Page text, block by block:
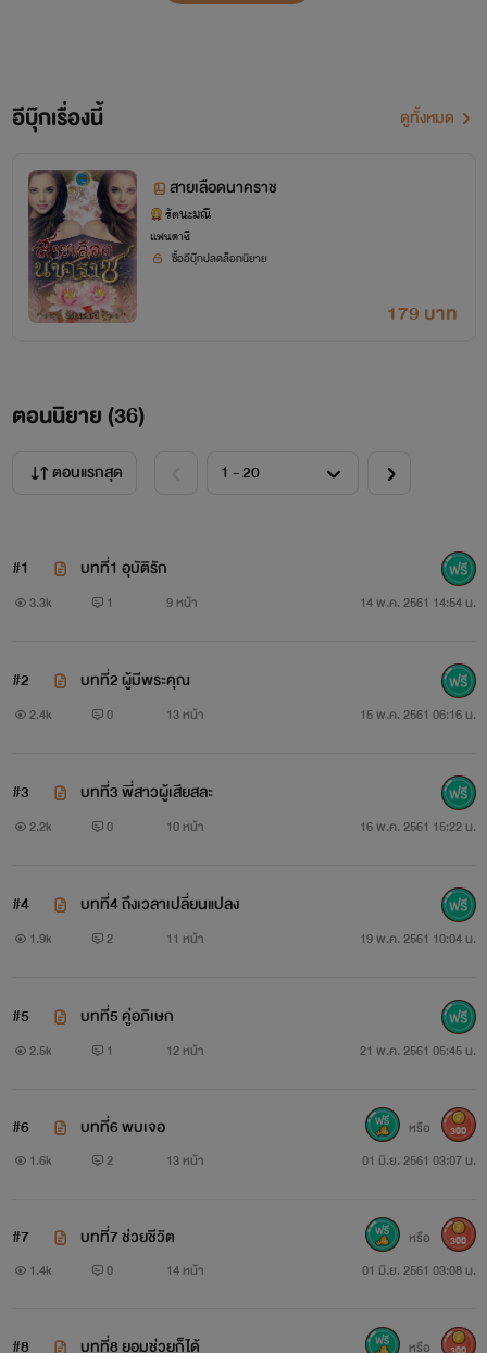
อีบุ๊กเรื่องนี้ ดูทั้งหมด
สายเลือดนาคราช
รัตนะมณี
แฟนตาซี
ซื้ออีบุ๊กปลดล็อกนิยาย
179 บาท
ตอนนิยาย (36)
ตอนแรกสุด
#1 บทที่1 อุบัติรัก
3.3k 1 9 หน้า 14 พ.ค. 2561 14:54 น.
#2 บทที่2 ผู้มีพระคุณ
2.4k 0 13 หน้า 15 พ.ค. 2561 06:16 น.
#3 บทที่3 พี่สาวผู้เสียสละ
2.2k 0 10 หน้า 16 พ.ค. 2561 15:22 น.
#4 บทที่4 ถึงเวลาเปลี่ยนแปลง
1.9k 2 11 หน้า 19 พ.ค. 2561 10:04 น.
#5 บทที่5 คู่อภิเษก
2.5k 1 12 หน้า 21 พ.ค. 2561 05:45 น.
#6 บทที่6 พบเจอ
1.6k 2 13 หน้า 01 มิ.ย. 2561 03:07 น.
หรือ 300
#7 บทที่7 ช่วยชีวิต
1.4k 0 14 หน้า 01 มิ.ย. 2561 03:08 น.
หรือ 300
#8 บทที่8 ยอมช่วยก็ได้ หรือ